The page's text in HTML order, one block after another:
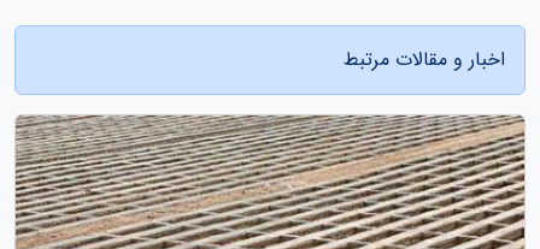
اخبار و مقالات مرتبط